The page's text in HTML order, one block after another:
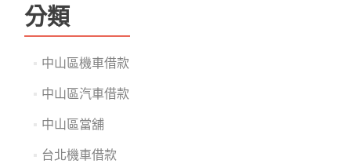
分類
中山區機車借款
中山區汽車借款
中山區當舖
台北機車借款